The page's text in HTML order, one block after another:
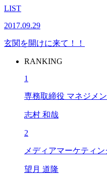
LIST
2017.09.29
玄関を開けに来て！！
RANKING
1
専務取締役 マネジメ
志村 和哉
2
メディアマーケティン
望月 道隆